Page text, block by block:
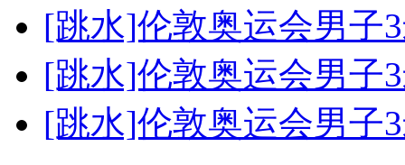
[跳水]伦敦奥运会男子
[跳水]伦敦奥运会男子
[跳水]伦敦奥运会男子